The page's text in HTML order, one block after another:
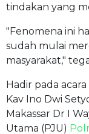
tindakan yang
"Fenomena ini
sudah mulai
masyarakat,"
Hadir pada
Kav Ino Dwi
Makassar Dr I
Utama (PJU)